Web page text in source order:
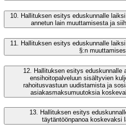
10. Hallituksen esitys eduskunnalle
annetun lain muuttamisesta ja
11.
Hallituksen esitys eduskunnalle
§:n
12. Hallituksen esitys eduskunnalle
ensihoitopalveluun sisältyvien
rahoitusvastuun uudistamista ja
asiakasmaksumuutoksia
13. Hallituksen esitys
täytäntöönpanoa koskevaksi